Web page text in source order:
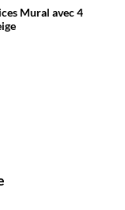
Mural avec 4